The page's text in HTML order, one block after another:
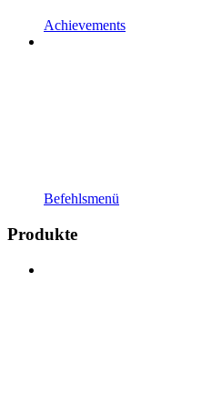
Achievements
Befehlsmenü
Produkte